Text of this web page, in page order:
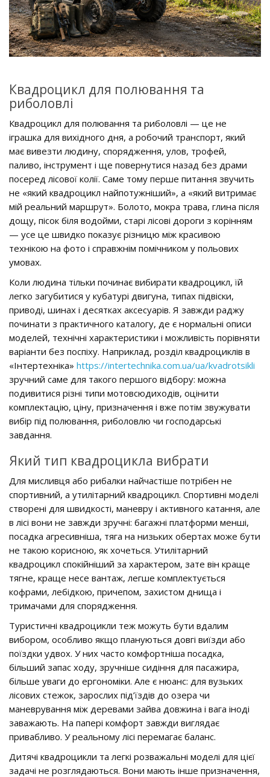
Квадроцикл для полювання та
риболовлі
Квадроцикл для полювання та риболовлі — це не
іграшка для вихідного дня, а робочий транспорт, який
має вивезти людину, спорядження, улов, трофей,
паливо, інструмент і ще повернутися назад без драми
посеред лісової колії. Саме тому перше питання звучить
не «який квадроцикл найпотужніший», а «який витримає
мій реальний маршрут». Болото, мокра трава, глина після
дощу, пісок біля водойми, старі лісові дороги з корінням
— усе це швидко показує різницю між красивою
технікою на фото і справжнім помічником у польових
умовах.
Коли людина тільки починає вибирати квадроцикл, їй
легко загубитися у кубатурі двигуна, типах підвіски,
приводі, шинах і десятках аксесуарів. Я завжди раджу
починати з практичного каталогу, де є нормальні описи
моделей, технічні характеристики і можливість порівняти
варіанти без поспіху. Наприклад, розділ квадроциклів в
«Інтертехніка» https://intertechnika.com.ua/ua/kvadrotsikli
зручний саме для такого першого відбору: можна
подивитися різні типи мотовсюдиходів, оцінити
комплектацію, ціну, призначення і вже потім звужувати
вибір під полювання, риболовлю чи господарські
завдання.
Який тип квадроцикла вибрати
Для мисливця або рибалки найчастіше потрібен не
спортивний, а утилітарний квадроцикл. Спортивні моделі
створені для швидкості, маневру і активного катання, але
в лісі вони не завжди зручні: багажні платформи менші,
посадка агресивніша, тяга на низьких обертах може бути
не такою корисною, як хочеться. Утилітарний
квадроцикл спокійніший за характером, зате він краще
тягне, краще несе вантаж, легше комплектується
кофрами, лебідкою, причепом, захистом днища і
тримачами для спорядження.
Туристичні квадроцикли теж можуть бути вдалим
вибором, особливо якщо плануються довгі виїзди або
поїздки удвох. У них часто комфортніша посадка,
більший запас ходу, зручніше сидіння для пасажира,
більше уваги до ергономіки. Але є нюанс: для вузьких
лісових стежок, зарослих під’їздів до озера чи
маневрування між деревами зайва довжина і вага іноді
заважають. На папері комфорт завжди виглядає
привабливо. У реальному лісі перемагає баланс.
Дитячі квадроцикли та легкі розважальні моделі для цієї
задачі не розглядаються. Вони мають інше призначення,